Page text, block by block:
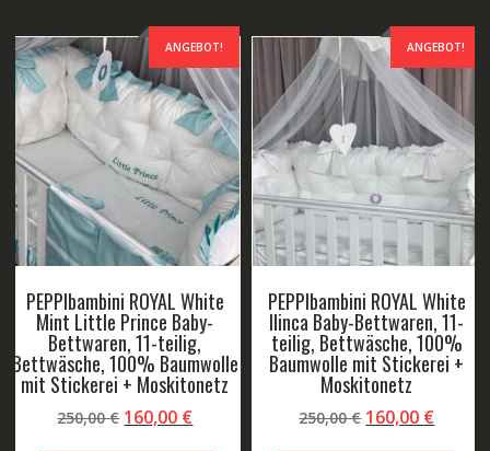
ANGEBOT!
PEPPIbambini ROYAL White
Blue Baby-Bettwaren, 11-
teilig, Bettwäsche, 100%
Baumwolle mit Stickerei +
Moskitonetz
250,00€ Ursprünglicher
160,00 €Aktueller
ANGEBOT!
PEPPIbambini ROYAL White
Blue Edan Baby-Bettwaren, 11-
teilig, Bettwäsche, 100%
Baumwolle mit Stickerei +
Moskitonetz
250,00€ 160,00 €